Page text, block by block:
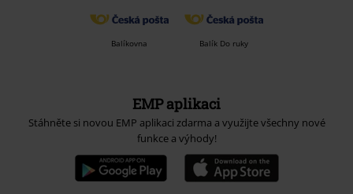
Balíkovna Balík Do ruky
EMP aplikaci
Stáhněte si novou EMP aplikaci zdarma a využijte všechny nové
funkce a výhody!